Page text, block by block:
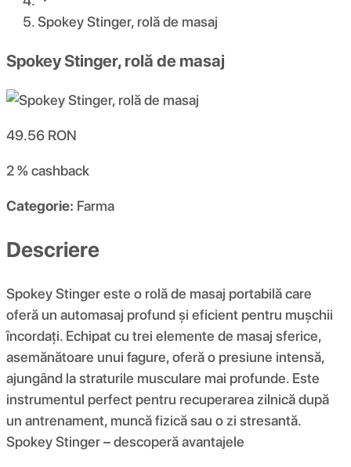
Spokey Stinger, rolă de masaj
Spokey Stinger, rolă de masaj
49.56 RON
2 %cashback
Categorie: Farma
Descriere
Spokey Stinger este o rolă de masaj portabilă care
oferă un automasaj profund și eficient pentru mușchii
încordați. Echipat cu trei elemente de masaj sferice,
asemănătoare unui fagure, oferă o presiune intensă,
ajungând la straturile musculare mai profunde. Este
instrumentul perfect pentru recuperarea zilnică după
un antrenament, muncă fizică sau o zi stresantă.
Spokey Stinger – descoperă avantajele